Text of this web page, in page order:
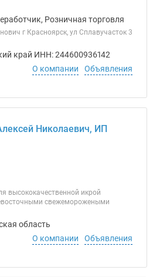
Розничная торговля
г Красноярск, ул Сплавучасток 3
край ИНН: 244600936142
О компании
Объявления
Николаевич, ИП
высококачественной икрой
свежеморожеными
область
О компании
Объявления